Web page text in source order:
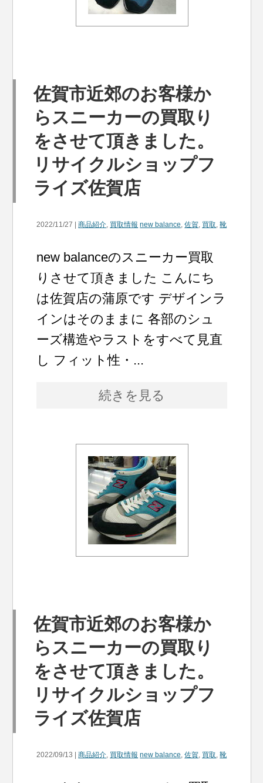
佐賀市近郊のお客様か
らスニーカーの買取り
をさせて頂きました。
リサイクルショップフ
ライズ佐賀店
2022/11/27 |商品紹介, 買取情報 new balance,佐賀, 買取,靴
new balanceのスニーカー買取
りさせて頂きました こんにち
は佐賀店の蒲原です デザインラ
インはそのままに 各部のシュ
ーズ構造やラストをすべて見直
し フィット性・...
続きを見る
佐賀市近郊のお客様か
らスニーカーの買取り
をさせて頂きました。
リサイクルショップフ
ライズ佐賀店
2022/09/13 |商品紹介, 買取情報 new balance,佐賀, 買取,靴